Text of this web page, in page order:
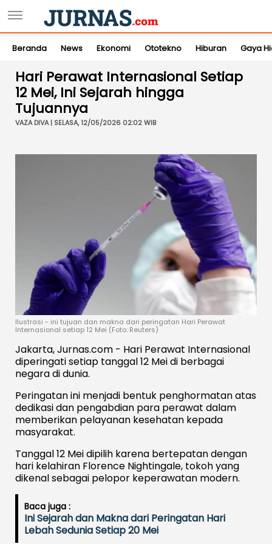
Beranda News Ekonomi Ototekno Hiburan Gaya
Hari Perawat Internasional Setiap
12 Mei, Ini Sejarah hingga
Tujuannya
VAZA DIVA | SELASA, 12/05/2026 02:02 WIB
Ilustrasi - ini tujuan dan makna dari peringatan Hari Perawat
Internasional setiap 12 Mei (Foto: Reuters)
Jakarta, Jurnas.com - Hari Perawat Internasional
diperingati setiap tanggal 12 Mei di berbagai
negara di dunia.
Peringatan ini menjadi bentuk penghormatan atas
dedikasi dan pengabdian para perawat dalam
memberikan pelayanan kesehatan kepada
masyarakat.
Tanggal 12 Mei dipilih karena bertepatan dengan
hari kelahiran Florence Nightingale, tokoh yang
dikenal sebagai pelopor keperawatan modern.
Baca juga :
Ini Sejarah dan Makna dari Peringatan Hari
Lebah Sedunia Setiap 20 Mei